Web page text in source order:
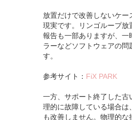
放置だけで改善しないケー
現実です。リンゴループ放
報告も一部ありますが、一
ラーなどソフトウェアの問
す。
参考サイト： FiX PARK
一方、サポート終了した古
理的に故障している場合は
も改善しません。物理的な